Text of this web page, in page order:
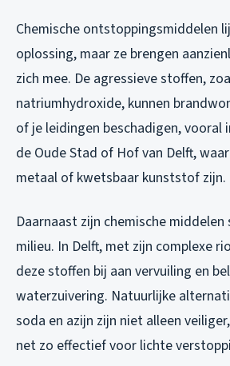
Chemische ontstoppingsmiddelen
oplossing, maar ze brengen
zich mee. De agressieve stoffen,
natriumhydroxide, kunnen
of je leidingen beschadigen, vooral
de Oude Stad of Hof van Delft,
metaal of kwetsbaar kunststof zijn.
Daarnaast zijn chemische
milieu. In Delft, met zijn complexe
deze stoffen bij aan vervuiling en
waterzuivering. Natuurlijke
soda en azijn zijn niet alleen
net zo effectief voor lichte